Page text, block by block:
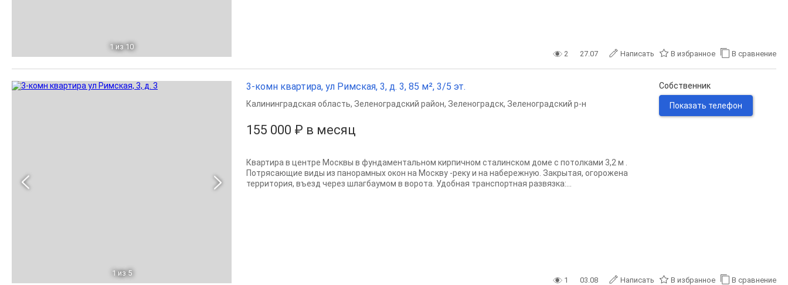
1 из 10
2 27.07 Написать В избранное В сравнение
1 из 5
3-комн квартира, ул Римская, 3, д. 3, 85 м², 3/5 эт.
155 000 ₽ в месяц
Калининградская область, Зеленоградский район, Зеленоградск, Зеленоградский р-н
Квартира в центре Москвы в фундаментальном кирпичном сталинском доме с потолками 3,2 м .
Потрясающие виды из панорамных окон на Москву -реку и на набережную. Закрытая, огорожена
территория, въезд через шлагбаумом в ворота. Удобная транспортная развязка:...
Собственник
Показать телефон
1 03.08 Написать В избранное В сравнение